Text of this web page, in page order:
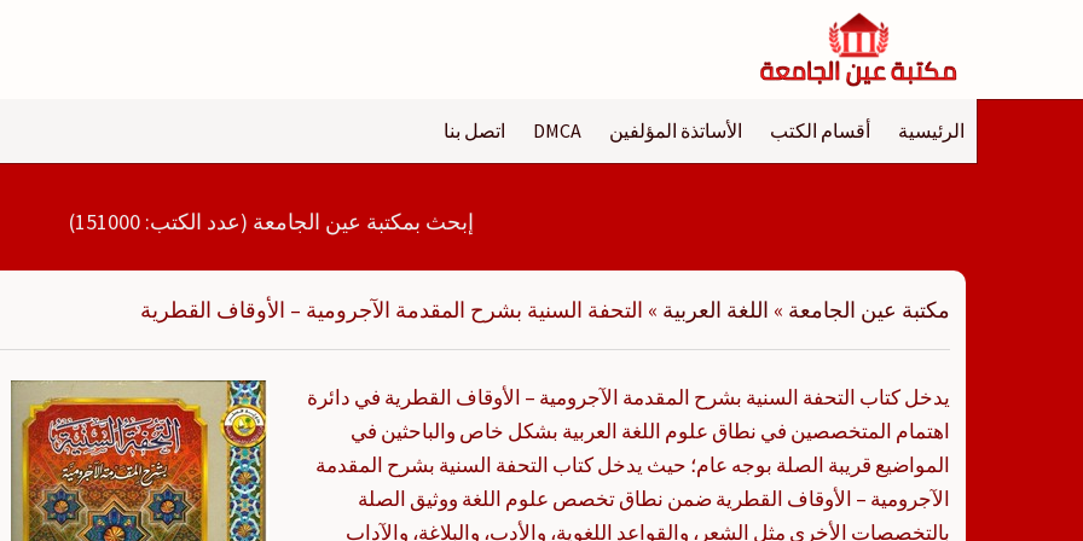
الرئيسية أقسام الكتب الأساتذة المؤلفين DMCA اتصل بنا
إبحث بمكتبة عين الجامعة (عدد الكتب: 151000)
مكتبة عين الجامعة » اللغة العربية » التحفة السنية بشرح المقدمة الآجرومية – الأوقاف القطرية
يدخل كتاب التحفة السنية بشرح المقدمة الآجرومية – الأوقاف القطرية في دائرة
اهتمام المتخصصين في نطاق علوم اللغة العربية بشكل خاص والباحثين في
المواضيع قريبة الصلة بوجه عام؛ حيث يدخل كتاب التحفة السنية بشرح المقدمة
الآجرومية – الأوقاف القطرية ضمن نطاق تخصص علوم اللغة ووثيق الصلة
بالتخصصات الأخرى مثل الشعر، والقواعد اللغوية، والأدب، والبلاغة، والآداب